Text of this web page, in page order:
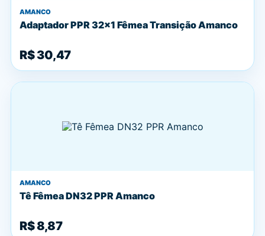
AMANCO
Adaptador PPR 32x1 Fêmea Transição Amanco
R$ 30,47
AMANCO
Tê Fêmea DN32 PPR Amanco
R$ 8,87